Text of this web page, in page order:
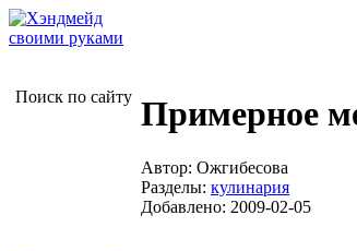
Поиск по сайту Примерное
Автор: Ожгибесова
Разделы: кулинария
Добавлено: 2009-02-05